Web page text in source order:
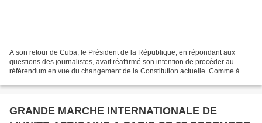
A son retour de Cuba, le Président de la République, en répondant aux
questions des journalistes, avait réaffirmé son intention de procéder au
référendum en vue du changement de la Constitution actuelle. Comme à
GRANDE MARCHE INTERNATIONALE DE